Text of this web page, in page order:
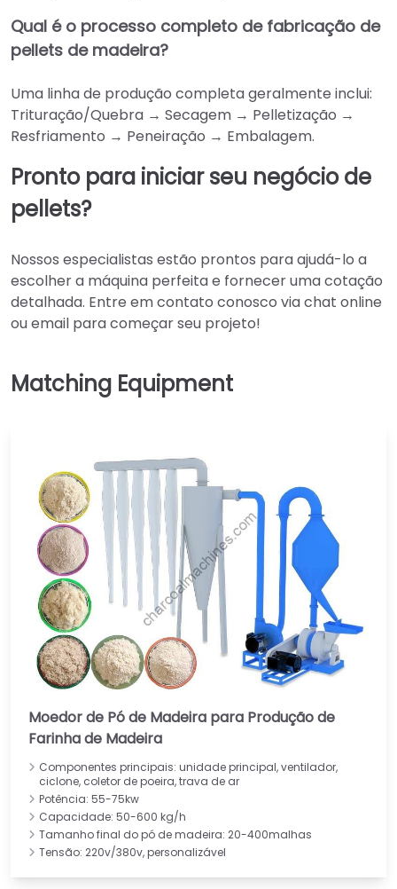
Qual é o processo completo de fabricação de
pellets de madeira?
Uma linha de produção completa geralmente inclui:
Trituração/Quebra → Secagem → Pelletização →
Resfriamento → Peneiração → Embalagem.
Pronto para iniciar seu negócio de
pellets?
Nossos especialistas estão prontos para ajudá-lo a
escolher a máquina perfeita e fornecer uma cotação
detalhada. Entre em contato conosco via chat online
ou email para começar seu projeto!
Moedor de Pó de Madeira para Produção de
Farinha de Madeira
Componentes principais: unidade principal, ventilador,
ciclone, coletor de poeira, trava de ar
Potência: 55-75kw
Capacidade: 50-600 kg/h
Tamanho final do pó de madeira: 20-400malhas
Tensão: 220v/380v, personalizável